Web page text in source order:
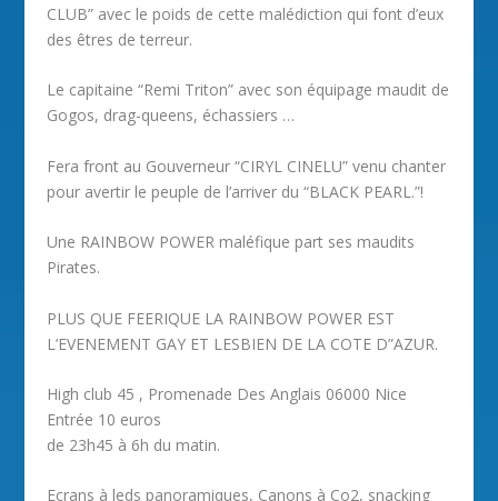
CLUB” avec le poids de cette malédiction qui font d’eux
des êtres de terreur.
Le capitaine “Remi Triton” avec son équipage maudit de
Gogos, drag-queens, échassiers …
Fera front au Gouverneur “CIRYL CINELU” venu chanter
pour avertir le peuple de l’arriver du “BLACK PEARL.”!
Une RAINBOW POWER maléfique part ses maudits
Pirates.
PLUS QUE FEERIQUE LA RAINBOW POWER EST
L’EVENEMENT GAY ET LESBIEN DE LA COTE D”AZUR.
High club 45 , Promenade Des Anglais 06000 Nice
Entrée 10 euros
de 23h45 à 6h du matin.
Ecrans à leds panoramiques, Canons à Co2, snacking